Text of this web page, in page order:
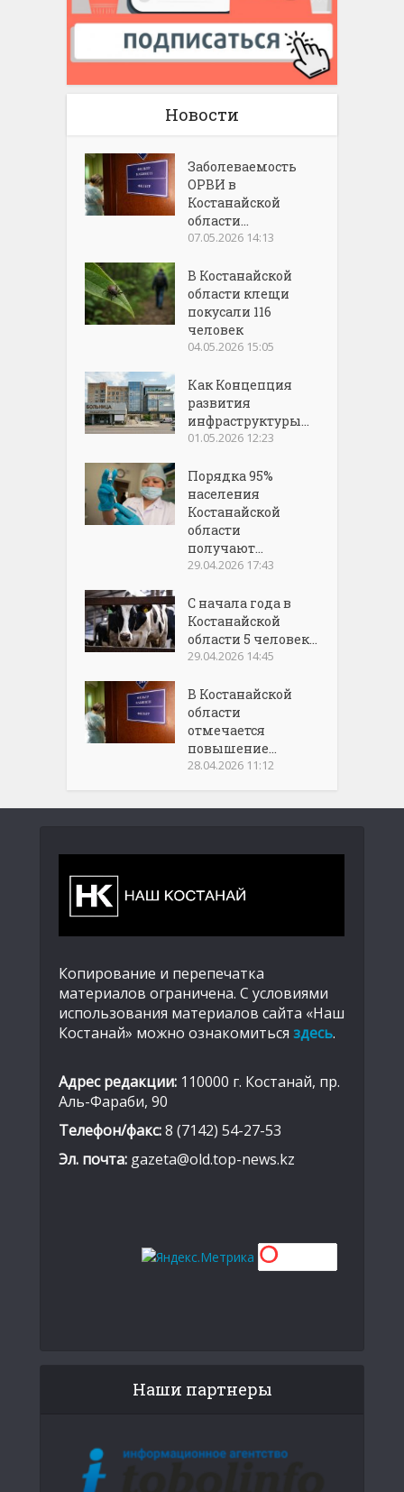
Новости
Заболеваемость
ОРВИ в
Костанайской
области...
07.05.2026 14:13
В Костанайской
области клещи
покусали 116
человек
04.05.2026 15:05
Как Концепция
развития
инфраструктуры...
01.05.2026 12:23
Порядка 95%
населения
Костанайской
области
получают...
29.04.2026 17:43
С начала года в
Костанайской
области 5 человек...
29.04.2026 14:45
В Костанайской
области
отмечается
повышение...
28.04.2026 11:12
Копирование и перепечатка
материалов ограничена. С условиями
использования материалов сайта «Наш
Костанай» можно ознакомиться здесь.
Адрес редакции: 110000 г. Костанай, пр.
Аль-Фараби, 90
Телефон/факс:8 (7142) 54-27-53
Эл. почта: gazeta@old.top-news.kz
Наши партнеры